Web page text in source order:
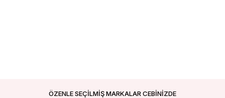
ÖZENLE SEÇİLMİŞ MARKALAR CEBİNİZDE